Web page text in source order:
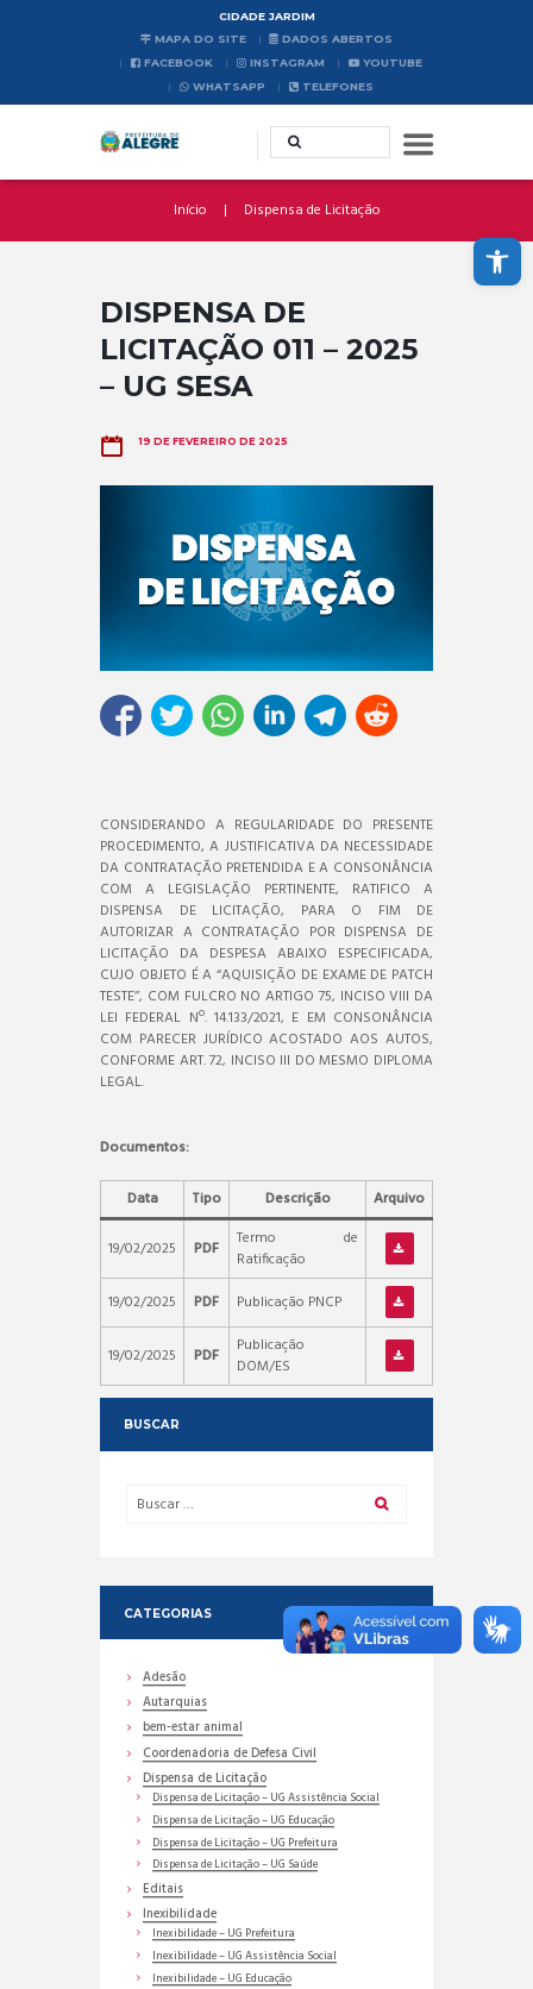
Abrir a barra de ferramentas
CIDADE JARDIM
MAPA DO SITE
DADOS ABERTOS
FACEBOOK
INSTAGRAM
YOUTUBE
WHATSAPP
TELEFONES
Início Dispensa de Licitação
DISPENSA DE
LICITAÇÃO 011 – 2025
– UG SESA
19 DE FEVEREIRO DE 2025
CONSIDERANDO A REGULARIDADE DO PRESENTE
PROCEDIMENTO, A JUSTIFICATIVA DA NECESSIDADE
DA CONTRATAÇÃO PRETENDIDA E A CONSONÂNCIA
COM A LEGISLAÇÃO PERTINENTE, RATIFICO A
DISPENSA DE LICITAÇÃO, PARA O FIM DE
AUTORIZAR A CONTRATAÇÃO POR DISPENSA DE
LICITAÇÃO DA DESPESA ABAIXO ESPECIFICADA,
CUJO OBJETO É A “AQUISIÇÃO DE EXAME DE PATCH
TESTE’’, COM FULCRO NO ARTIGO 75, INCISO VIII DA
LEI FEDERAL Nº. 14.133/2021, E EM CONSONÂNCIA
COM PARECER JURÍDICO ACOSTADO AOS AUTOS,
CONFORME ART. 72, INCISO III DO MESMO DIPLOMA
LEGAL.
Documentos:
Data Tipo Descrição Arquivo
19/02/2025 PDF
Termo de
Ratificação
19/02/2025
PDF Publicação PNCP
19/02/2025 PDF
Publicação
DOM/ES
BUSCAR
CATEGORIAS
Adesão
Autarquias
bem-estar animal
Coordenadoria de Defesa Civil
Dispensa de Licitação
Dispensa de Licitação – UG Assistência Social
Dispensa de Licitação – UG Educação
Dispensa de Licitação – UG Prefeitura
Dispensa de Licitação – UG Saúde
Editais
Inexibilidade
Inexibilidade – UG Prefeitura
Inexibilidade – UG Assistência Social
Inexibilidade – UG Educação